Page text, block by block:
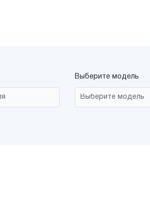
Выберите модель